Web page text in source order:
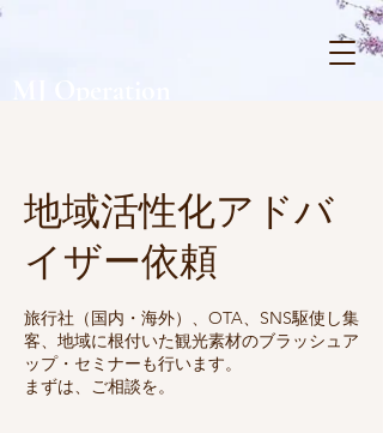
地域活性化アドバ
イザー依頼
旅行社（国内・海外）、OTA、SNS駆使し集
客、地域に根付いた観光素材のブラッシュア
ップ・セミナーも行います。
まずは、ご相談を。